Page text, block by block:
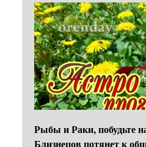
Рыбы и Раки, побудьте
Близнецов потянет к